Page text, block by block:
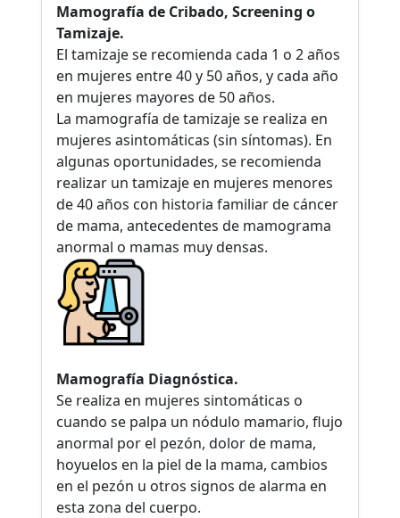
Mamografía de Cribado, Screening o
Tamizaje.
El tamizaje se recomienda cada 1 o 2 años
en mujeres entre 40 y 50 años, y cada año
en mujeres mayores de 50 años.
La mamografía de tamizaje se realiza en
mujeres asintomáticas (sin síntomas). En
algunas oportunidades, se recomienda
realizar un tamizaje en mujeres menores
de 40 años con historia familiar de cáncer
de mama, antecedentes de mamograma
anormal o mamas muy densas.
Mamografía Diagnóstica.
Se realiza en mujeres sintomáticas o
cuando se palpa un nódulo mamario, flujo
anormal por el pezón, dolor de mama,
hoyuelos en la piel de la mama, cambios
en el pezón u otros signos de alarma en
esta zona del cuerpo.